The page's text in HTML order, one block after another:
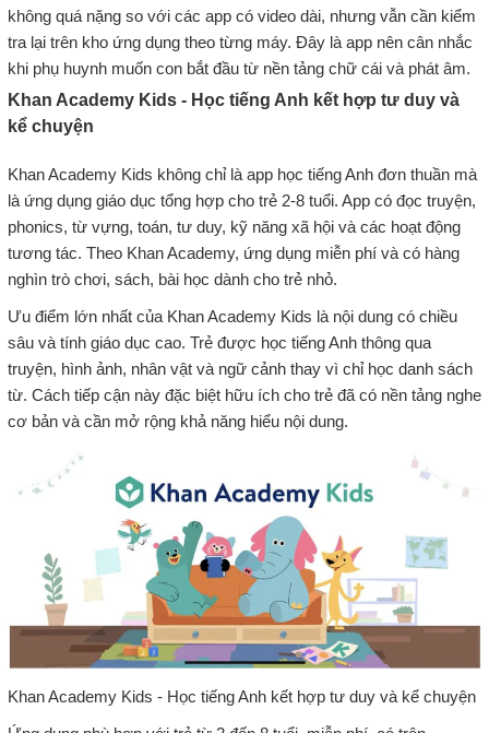
không quá nặng so với các app có video dài, nhưng vẫn cần kiểm
tra lại trên kho ứng dụng theo từng máy. Đây là app nên cân nhắc
khi phụ huynh muốn con bắt đầu từ nền tảng chữ cái và phát âm.
Khan Academy Kids - Học tiếng Anh kết hợp tư duy và
kể chuyện
Khan Academy Kids không chỉ là app học tiếng Anh đơn thuần mà
là ứng dụng giáo dục tổng hợp cho trẻ 2-8 tuổi. App có đọc truyện,
phonics, từ vựng, toán, tư duy, kỹ năng xã hội và các hoạt động
tương tác. Theo Khan Academy, ứng dụng miễn phí và có hàng
nghìn trò chơi, sách, bài học dành cho trẻ nhỏ.
Ưu điểm lớn nhất của Khan Academy Kids là nội dung có chiều
sâu và tính giáo dục cao. Trẻ được học tiếng Anh thông qua
truyện, hình ảnh, nhân vật và ngữ cảnh thay vì chỉ học danh sách
từ. Cách tiếp cận này đặc biệt hữu ích cho trẻ đã có nền tảng nghe
cơ bản và cần mở rộng khả năng hiểu nội dung.
Khan Academy Kids - Học tiếng Anh kết hợp tư duy và kể chuyện